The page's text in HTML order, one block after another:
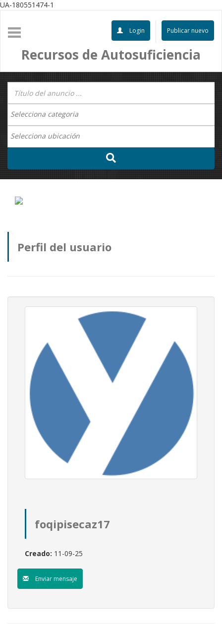
UA-180551474-1
Publicar nuevo
Login
Recursos de Autosuficiencia
Perfil del usuario
foqipisecaz17
Creado: 11-09-25
Enviar mensaje